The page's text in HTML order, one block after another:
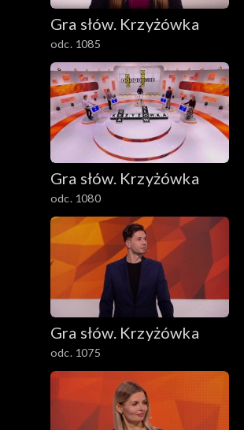
Gra słów. Krzyżówka
odc. 1085
Gra słów. Krzyżówka
odc. 1080
Gra słów. Krzyżówka
odc. 1075